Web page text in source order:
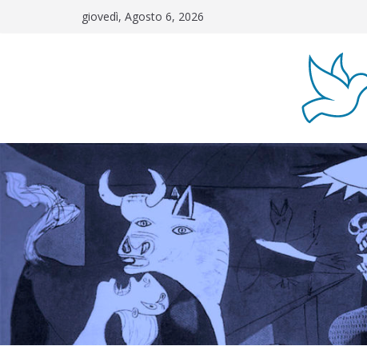
giovedì, Agosto 6, 2026